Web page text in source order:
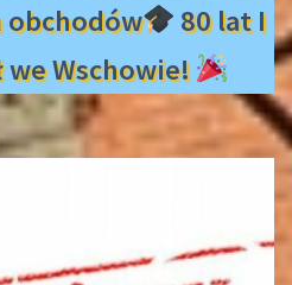
obchodów
80 lat I
we Wschowie!